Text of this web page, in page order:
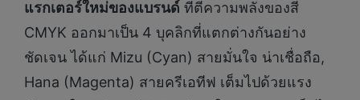
แรกเตอร์ใหม่ของแบรนด์ ที่ตีความพลังของสี
CMYK ออกมาเป็น 4 บุคลิกที่แตกต่างกันอย่าง
ชัดเจน ได้แก่ Mizu (Cyan) สายมั่นใจ น่าเชื่อถือ,
Hana (Magenta) สายครีเอทีฟ เต็มไปด้วยแรง